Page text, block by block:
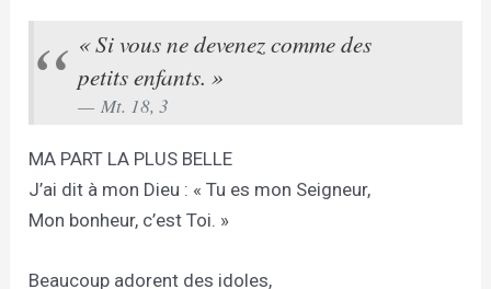
« Si vous ne devenez comme des
petits enfants. »
Mt. 18, 3
MA PART LA PLUS BELLE
J’ai dit à mon Dieu : « Tu es mon Seigneur,
Mon bonheur, c’est Toi. »
Beaucoup adorent des idoles,